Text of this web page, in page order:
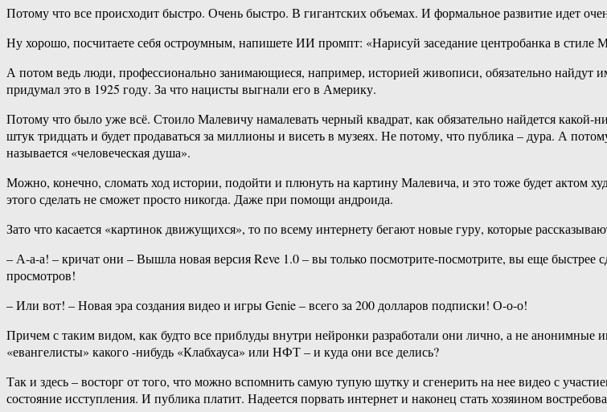
Потому что все происходит быстро. Очень быстро. В гигантских объемах. И формальное развитие идет
Ну хорошо, посчитаете себя остроумным, напишете ИИ промпт: «Нарисуй заседание центробанка в стиле
А потом ведь люди, профессионально занимающиеся, например, историей живописи, обязательно найдут
придумал это в 1925 году. За что нацисты выгнали его в Америку.
Потому что было уже всё. Стоило Малевичу намалевать черный квадрат, как обязательно найдется
штук тридцать и будет продаваться за миллионы и висеть в музеях. Не потому, что публика – дура. А
называется «человеческая душа».
Можно, конечно, сломать ход истории, подойти и плюнуть на картину Малевича, и это тоже будет актом
этого сделать не сможет просто никогда. Даже при помощи андроида.
Зато что касается «картинок движущихся», то по всему интернету бегают новые гуру, которые
– А-а-а! – кричат они – Вышла новая версия Reve 1.0 – вы только посмотрите-посмотрите, вы еще
просмотров!
– Или вот! – Новая эра создания видео и игры Genie – всего за 200 долларов подписки! О-о-о!
Причем с таким видом, как будто все приблуды внутри нейронки разработали они лично, а не
«евангелисты» какого -нибудь «Клабхауса» или НФТ – и куда они все делись?
Так и здесь – восторг от того, что можно вспомнить самую тупую шутку и сгенерить на нее видео с
состояние исступления. И публика платит. Надеется порвать интернет и наконец стать хозяином